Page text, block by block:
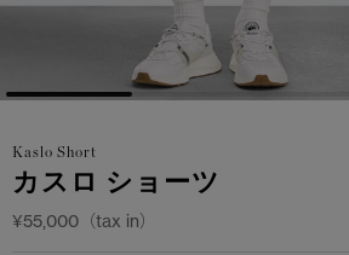
アパレル
アクセサリー
コレクション
アパレル
アクセサリー
コレクション
Kaslo Short
カスロ ショーツ
¥55,000（tax in）